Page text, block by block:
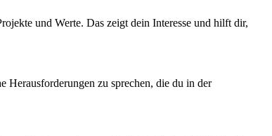
und Werte. Das zeigt dein Interesse und hilft dir,
Herausforderungen zu sprechen, die du in der